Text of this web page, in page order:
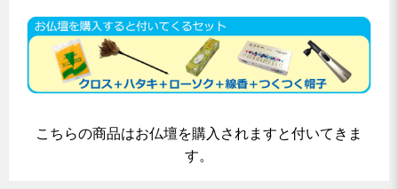
こちらの商品はお仏壇を購入されますと付いてきま
す。